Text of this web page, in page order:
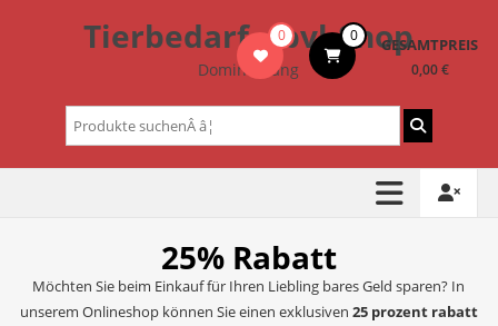
Tierbedarf – bvl-Shop
Dominik Lang
0 0 GESAMTPREIS
0,00 €
Suchen
nach:
25% Rabatt
Möchten Sie beim Einkauf für Ihren Liebling bares Geld sparen? In
unserem Onlineshop können Sie einen exklusiven 25 prozent rabatt